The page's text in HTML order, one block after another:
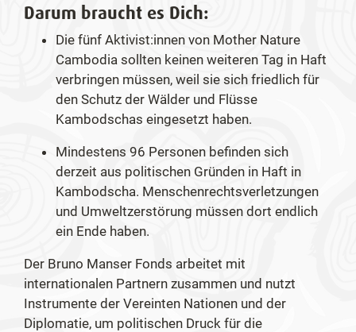
Darum braucht es Dich:
Die fünf Aktivist:innen von Mother Nature
Cambodia sollten keinen weiteren Tag in Haft
verbringen müssen, weil sie sich friedlich für
den Schutz der Wälder und Flüsse
Kambodschas eingesetzt haben.
Mindestens 96 Personen befinden sich
derzeit aus politischen Gründen in Haft in
Kambodscha. Menschenrechtsverletzungen
und Umweltzerstörung müssen dort endlich
ein Ende haben.
Der Bruno Manser Fonds arbeitet mit
internationalen Partnern zusammen und nutzt
Instrumente der Vereinten Nationen und der
Diplomatie, um politischen Druck für die